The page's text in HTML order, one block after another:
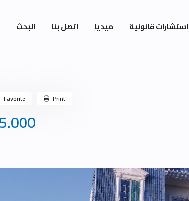
استشارات قانونية ميديا اتصل بنا البحث
Favorite Print